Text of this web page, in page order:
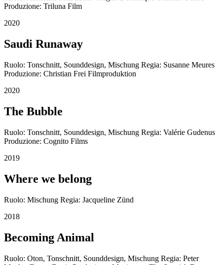
Produzione: Triluna Film
2020
Saudi Runaway
Ruolo: Tonschnitt, Sounddesign, Mischung Regia: Susanne Meures
Produzione: Christian Frei Filmproduktion
2020
The Bubble
Ruolo: Tonschnitt, Sounddesign, Mischung Regia: Valérie Gudenus
Produzione: Cognito Films
2019
Where we belong
Ruolo: Mischung Regia: Jacqueline Zünd
2018
Becoming Animal
Ruolo: Oton, Tonschnitt, Sounddesign, Mischung Regia: Peter